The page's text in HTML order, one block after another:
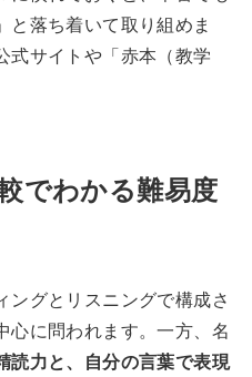
と落ち着いて取り組めま
式サイトや「赤本（教学
でわかる難易度
ングとリスニングで構成さ
心に問われます。一方、名
読力と、自分の言葉で表現